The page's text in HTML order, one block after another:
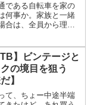
である自転車を家の
何事か。家族と一緒
合は、全員から理解
トリのアレをふんで
。
】ビンテージと
の境目を狙う
】
て、ちょー中途半端